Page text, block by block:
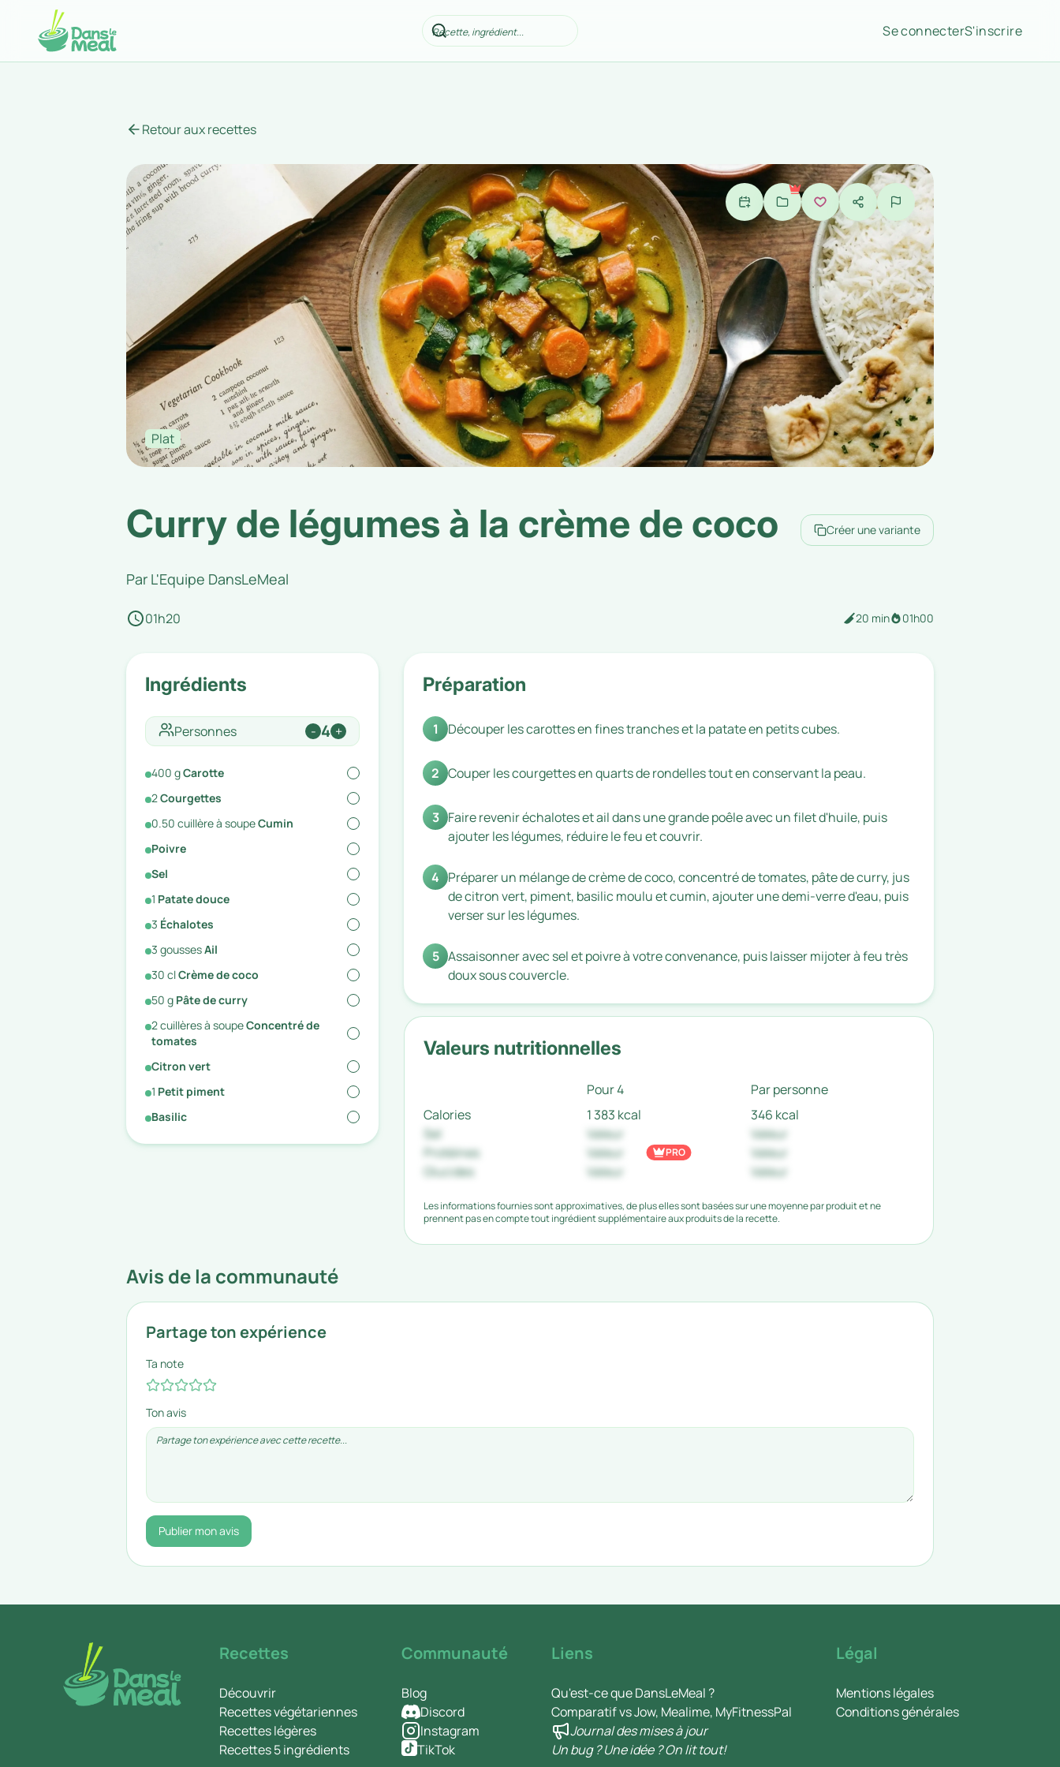
Se connecterS'inscrire
Retour aux recettes
Plat
Curry de légumes à la crème de coco Créer une variante
Par L'Equipe DansLeMeal
01h20 20 min 01h00
Ingrédients
Personnes - 4 +
400 gCarotte
2Courgettes
0.50 cuillère à soupeCumin
Poivre
Sel
1 Patate douce
3 Échalotes
3 goussesAil
30 clCrème de coco
50 g Pâte de curry
2cuillères à soupeConcentré de
tomates
Citron vert
1 Petit piment
Basilic
Préparation
1 Découper les carottes en fines tranches et la patate en petits cubes.
2 Couper les courgettes en quarts de rondelles tout en conservant la peau.
3 Faire revenir échalotes et ail dans une grande poêle avec un filet d'huile, puis
ajouter les légumes, réduire le feu et couvrir.
4 Préparer un mélange de crème de coco, concentré de tomates, pâte de curry, jus
de citron vert, piment, basilic moulu et cumin, ajouter une demi-verre d'eau, puis
verser sur les légumes.
5 Assaisonner avec sel et poivre à votre convenance, puis laisser mijoter à feu très
doux sous couvercle.
Valeurs nutritionnelles
Pour 4
Par personne
Calories
1 383 kcal
346 kcal
Sel
Valeur
Valeur
Protéines
Valeur
Valeur
Glucides
Valeur Valeur
PRO
Les informations fournies sont approximatives, de plus elles sont basées sur une moyenne par produit et ne
prennent pas en compte tout ingrédient supplémentaire aux produits de la recette.
Avis de la communauté
Partage ton expérience
Ta note
Ton avis
Publier mon avis
Recettes
Découvrir
Recettes végétariennes
Recettes légères
Recettes 5 ingrédients
Communauté
Blog
Discord
Instagram
TikTok
Liens
Qu'est-ce que DansLeMeal ?
Comparatif vs Jow, Mealime, MyFitnessPal
Journal des mises à jour
Un bug ? Une idée ? On lit tout!
Légal
Mentions légales
Conditions générales